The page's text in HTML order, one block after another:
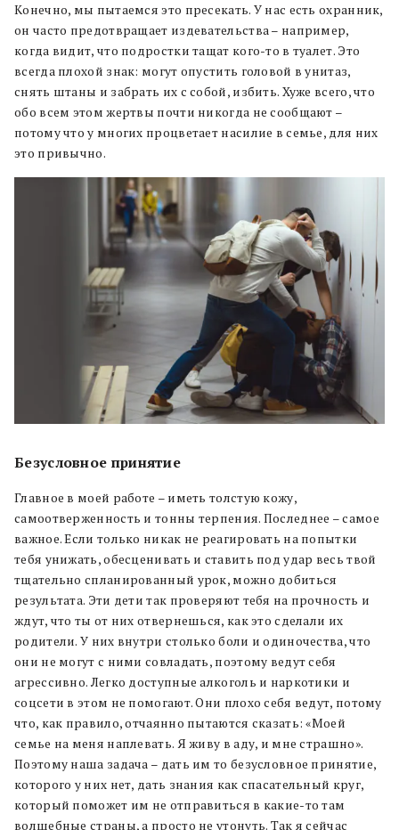
Конечно, мы пытаемся это пресекать. У нас есть охранник,
он часто предотвращает издевательства – например,
когда видит, что подростки тащат кого-то в туалет. Это
всегда плохой знак: могут опустить головой в унитаз,
снять штаны и забрать их с собой, избить. Хуже всего, что
обо всем этом жертвы почти никогда не сообщают –
потому что у многих процветает насилие в семье, для них
это привычно.
Безусловное принятие
Главное в моей работе – иметь толстую кожу,
самоотверженность и тонны терпения. Последнее – самое
важное. Если только никак не реагировать на попытки
тебя унижать, обесценивать и ставить под удар весь твой
тщательно спланированный урок, можно добиться
результата. Эти дети так проверяют тебя на прочность и
ждут, что ты от них отвернешься, как это сделали их
родители. У них внутри столько боли и одиночества, что
они не могут с ними совладать, поэтому ведут себя
агрессивно. Легко доступные алкоголь и наркотики и
соцсети в этом не помогают. Они плохо себя ведут, потому
что, как правило, отчаянно пытаются сказать: «Моей
семье на меня наплевать. Я живу в аду, и мне страшно».
Поэтому наша задача – дать им то безусловное принятие,
которого у них нет, дать знания как спасательный круг,
который поможет им не отправиться в какие-то там
волшебные страны, а просто не утонуть. Так я сейчас